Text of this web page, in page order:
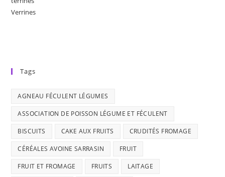
Verrines
Tags
AGNEAU FÉCULENT LÉGUMES
ASSOCIATION DE POISSON LÉGUME ET FÉCULENT
BISCUITS CAKE AUX FRUITS CRUDITÉS FROMAGE
CÉRÉALES AVOINE SARRASIN FRUIT
FRUIT ET FROMAGE FRUITS LAITAGE